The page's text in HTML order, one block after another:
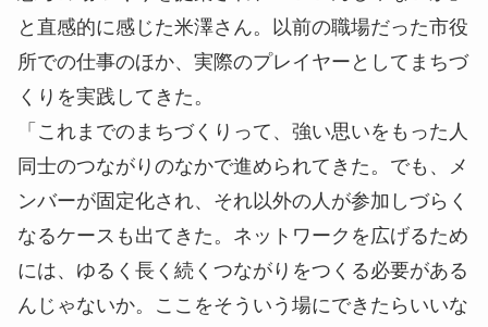
と直感的に感じた米澤さん。以前の職場だった市役
所での仕事のほか、実際のプレイヤーとしてまちづ
くりを実践してきた。
「これまでのまちづくりって、強い思いをもった人
同士のつながりのなかで進められてきた。でも、メ
ンバーが固定化され、それ以外の人が参加しづらく
なるケースも出てきた。ネットワークを広げるため
には、ゆるく長く続くつながりをつくる必要がある
んじゃないか。ここをそういう場にできたらいいな